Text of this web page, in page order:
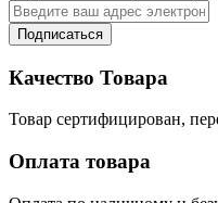
Подписаться
Качество Товара
Товар сертифицирован,
Оплата товара